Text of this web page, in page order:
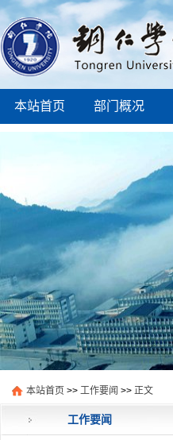
本站首页 部门概况
本站首页 >> 工作要闻 >> 正文
工作要闻